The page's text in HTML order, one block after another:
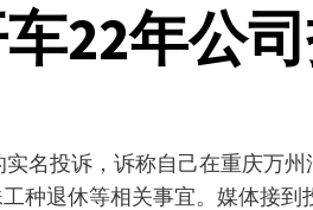
22年公
名投诉，诉称自己在重庆万
种退休等相关事宜。媒体接